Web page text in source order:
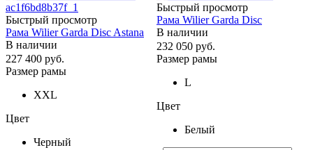
Быстрый просмотр
Рама Wilier Garda Disc Astana
В наличии
227 400 руб.
Размер рамы
XXL
Цвет
Черный
Быстрый просмотр
Рама Wilier Garda Disc
В наличии
232 050 руб.
Размер рамы
L
Цвет
Белый